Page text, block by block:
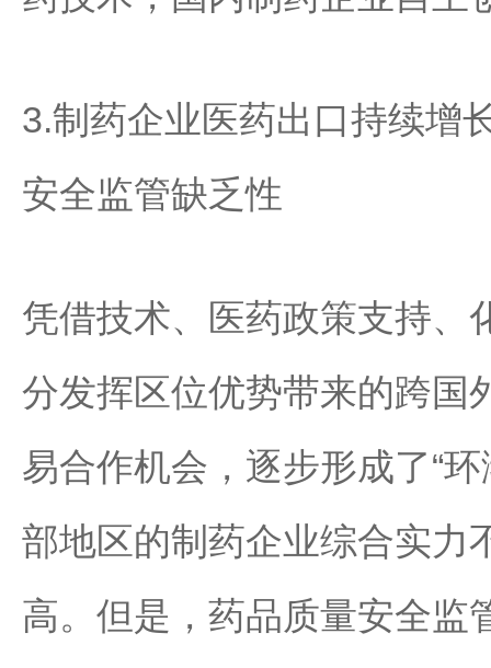
3.制药企业医药出口持续增
安全监管缺乏性
凭借技术、医药政策支持、
分发挥区位优势带来的跨国
易合作机会，逐步形成了“环
部地区的制药企业综合实力
高。但是，药品质量安全监